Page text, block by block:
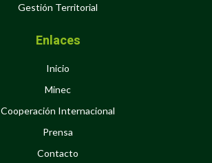
Gestión Territorial
Enlaces
Inicio
Minec
Cooperación Internacional
Prensa
Contacto